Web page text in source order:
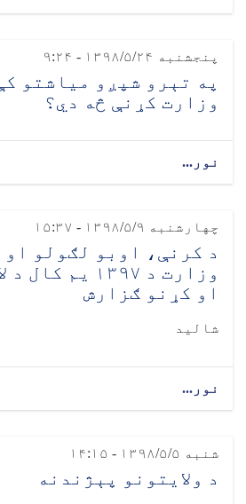
پنجشنبه ۱۳۹۸/۵/۲۴ - ۹:۲۴
په تېرو شپږو میاشتو
وزارت کړنې څه دي؟
نور...
چهارشنبه ۱۳۹۸/۵/۹ - ۱۵:۳۷
د کرنې، اوبو لګولو
وزارت د ۱۳۹۷
او کړنو ګزارش
شالید
نور...
شنبه ۱۳۹۸/۵/۵ - ۱۴:۱۵
د ولایتونو پېژندنه